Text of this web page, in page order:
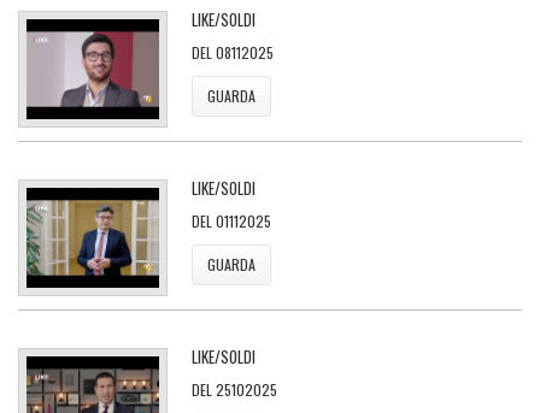
LIKE/SOLDI
DEL 08112025
GUARDA
LIKE/SOLDI
DEL 01112025
GUARDA
LIKE/SOLDI
DEL 25102025